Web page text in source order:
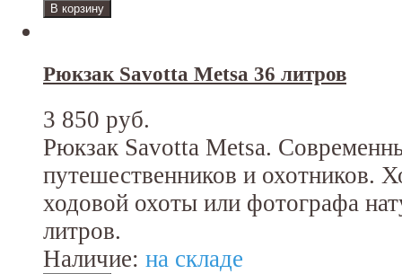
Рюкзак Savotta Metsa 36 литров
3 850 руб.
Рюкзак Savotta Metsa.
путешественников и охотников.
ходовой охоты или фотографа
литров.
Наличие: на складе